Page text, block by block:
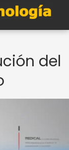
del